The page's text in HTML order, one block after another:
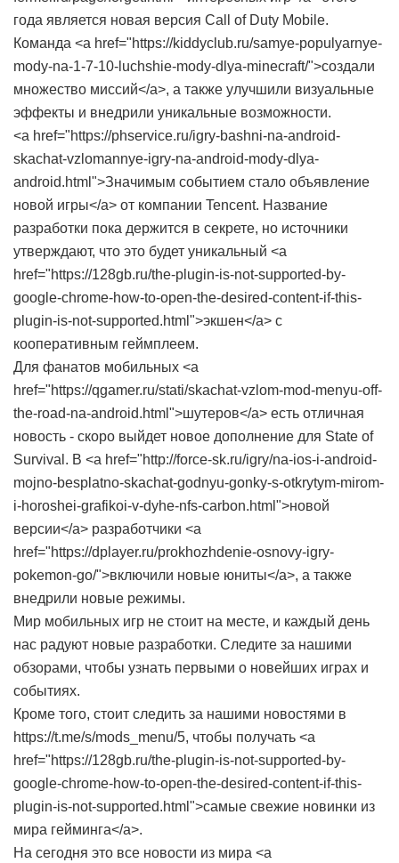
года является новая версия Call of Duty Mobile.
Команда <a href="https://kiddyclub.ru/samye-populyarnye-
mody-na-1-7-10-luchshie-mody-dlya-minecraft/">создали
множество миссий</a>, а также улучшили визуальные
эффекты и внедрили уникальные возможности.
<a href="https://phservice.ru/igry-bashni-na-android-
skachat-vzlomannye-igry-na-android-mody-dlya-
android.html">Значимым событием стало объявление
новой игры</a> от компании Tencent. Название
разработки пока держится в секрете, но источники
утверждают, что это будет уникальный <a
href="https://128gb.ru/the-plugin-is-not-supported-by-
google-chrome-how-to-open-the-desired-content-if-this-
plugin-is-not-supported.html">экшен</a> с
кооперативным геймплеем.
Для фанатов мобильных <a
href="https://qgamer.ru/stati/skachat-vzlom-mod-menyu-off-
the-road-na-android.html">шутеров</a> есть отличная
новость - скоро выйдет новое дополнение для State of
Survival. В <a href="http://force-sk.ru/igry/na-ios-i-android-
mojno-besplatno-skachat-godnyu-gonky-s-otkrytym-mirom-
i-horoshei-grafikoi-v-dyhe-nfs-carbon.html">новой
версии</a> разработчики <a
href="https://dplayer.ru/prokhozhdenie-osnovy-igry-
pokemon-go/">включили новые юниты</a>, а также
внедрили новые режимы.
Мир мобильных игр не стоит на месте, и каждый день
нас радуют новые разработки. Следите за нашими
обзорами, чтобы узнать первыми о новейших играх и
событиях.
Кроме того, стоит следить за нашими новостями в
https://t.me/s/mods_menu/5, чтобы получать <a
href="https://128gb.ru/the-plugin-is-not-supported-by-
google-chrome-how-to-open-the-desired-content-if-this-
plugin-is-not-supported.html">самые свежие новинки из
мира гейминга</a>.
На сегодня это все новости из мира <a